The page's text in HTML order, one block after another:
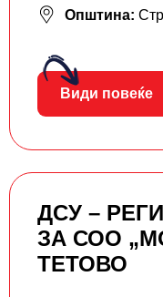
Општина:
Види повеќе
ДСУ –
ЗА СОО
ТЕТОВО